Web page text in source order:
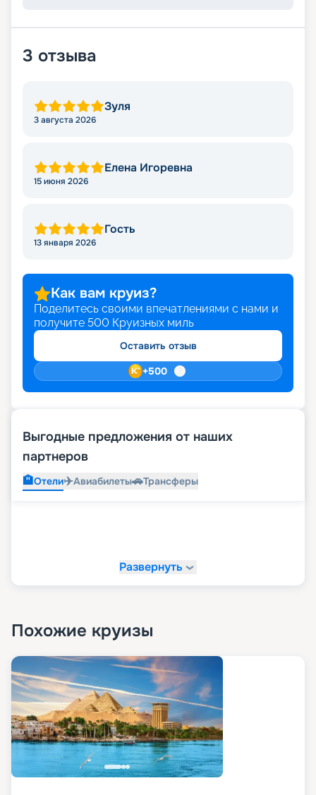
3 отзыва
Зуля
3 августа 2026
Елена Игоревна
15 июня 2026
Гость
13 января 2026
Как вам круиз?
Поделитесь своими впечатлениями с нами и
получите 500 Круизных миль
Оставить отзыв
+500
Выгодные предложения от наших
партнеров
🏨Отели✈️Авиабилеты🚗Трансферы
Развернуть
Похожие круизы